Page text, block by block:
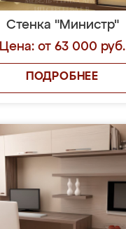
Стенка "Министр"
Цена: от 63 000 руб.
ПОДРОБНЕЕ